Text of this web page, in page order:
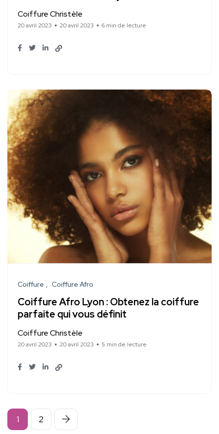
Coiffure Christèle
20 avril 2023 20 avril 2023 6 min de lecture
Coiffure Coiffure Afro
Coiffure Afro Lyon : Obtenez la coiffure
parfaite qui vous définit
Coiffure Christèle
20 avril 2023 20 avril 2023 5 min de lecture
1 2